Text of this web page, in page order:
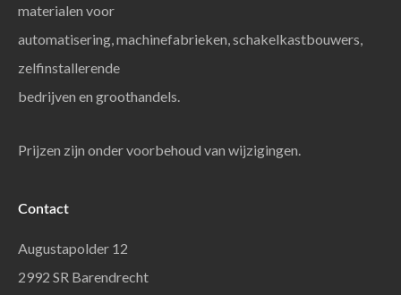
materialen voor
automatisering, machinefabrieken, schakelkastbouwers,
zelfinstallerende
bedrijven en groothandels.
Prijzen zijn onder voorbehoud van wijzigingen.
Contact
Augustapolder 12
2992 SR Barendrecht